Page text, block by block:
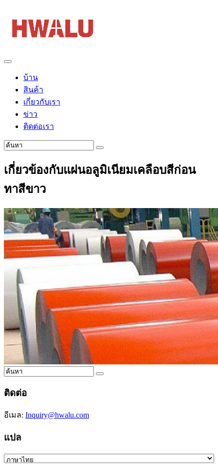
บ้าน
สินค้า
เกี่ยวกับเรา
ข่าว
ติดต่อเรา
เกี่ยวข้องกับแผ่นอลูมิเนียมเคลือบสีก่อน
ทาสีขาว
ติดต่อ
อีเมล: Inquiry@hwalu.com
แปล